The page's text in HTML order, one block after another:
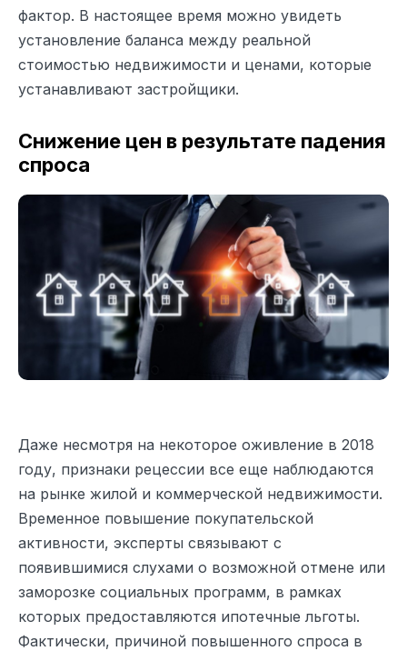
фактор. В настоящее время можно увидеть
установление баланса между реальной
стоимостью недвижимости и ценами, которые
устанавливают застройщики.
Снижение цен в результате падения
спроса
Даже несмотря на некоторое оживление в 2018
году, признаки рецессии все еще наблюдаются
на рынке жилой и коммерческой недвижимости.
Временное повышение покупательской
активности, эксперты связывают с
появившимися слухами о возможной отмене или
заморозке социальных программ, в рамках
которых предоставляются ипотечные льготы.
Фактически, причиной повышенного спроса в